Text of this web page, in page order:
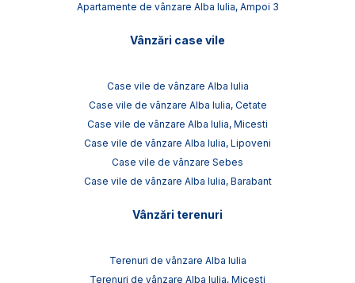
Apartamente de vânzare Alba Iulia, Ampoi 3
Vânzări case vile
Case vile de vânzare Alba Iulia
Case vile de vânzare Alba Iulia, Cetate
Case vile de vânzare Alba Iulia, Micesti
Case vile de vânzare Alba Iulia, Lipoveni
Case vile de vânzare Sebes
Case vile de vânzare Alba Iulia, Barabant
Vânzări terenuri
Terenuri de vânzare Alba Iulia
Terenuri de vânzare Alba Iulia, Micesti